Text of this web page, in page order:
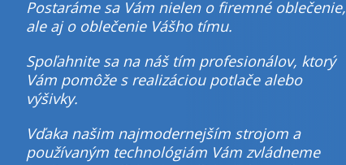
Postaráme sa Vám nielen o firemné oblečenie,
ale aj o oblečenie Vášho tímu.
Spoľahnite sa na náš tím profesionálov, ktorý
Vám pomôže s realizáciou potlače alebo
výšivky.
Vďaka našim najmodernejším strojom a
používaným technológiám Vám zvládneme